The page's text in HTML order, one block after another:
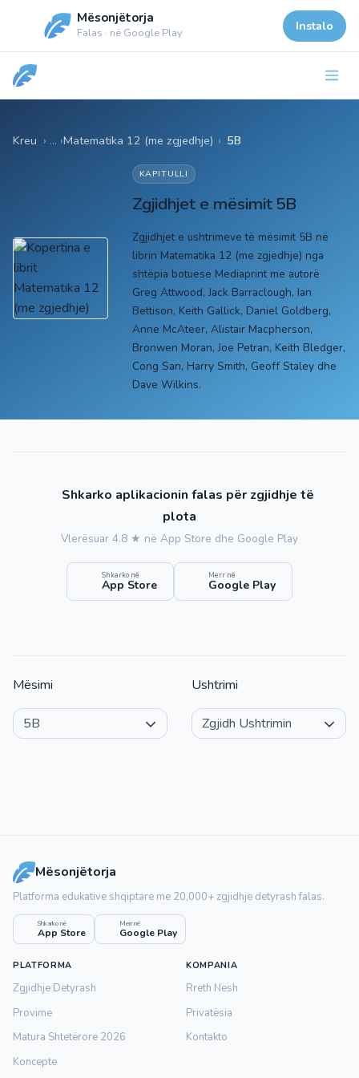
Mësonjëtorja
Falas · në Google Play Instalo
Kreu Matematika 12 (me zgjedhje) › 5B
KAPITULLI
Zgjidhjet e mësimit 5B
Zgjidhjet e ushtrimeve të mësimit 5B në
librin Matematika 12 (me zgjedhje) nga
shtëpia botuese Mediaprint me autorë
Greg Attwood, Jack Barraclough, Ian
Bettison, Keith Gallick, Daniel Goldberg,
Anne McAteer, Alistair Macpherson,
Bronwen Moran, Joe Petran, Keith Bledger,
Cong San, Harry Smith, Geoff Staley dhe
Dave Wilkins.
Shkarko aplikacionin falas për zgjidhje të
plota
Vlerësuar 4.8 ★ në App Store dhe Google Play
Shkarko në
App Store
Merr në
Google Play
Mësimi Ushtrimi
Mësonjëtorja
Platforma edukative shqiptare me 20,000+ zgjidhje detyrash falas.
Shkarko në
App Store
Merr në
Google Play
PLATFORMA
Zgjidhje Detyrash
Provime
Matura Shtetërore 2026
Koncepte
KOMPANIA
Rreth Nesh
Privatësia
Kontakto